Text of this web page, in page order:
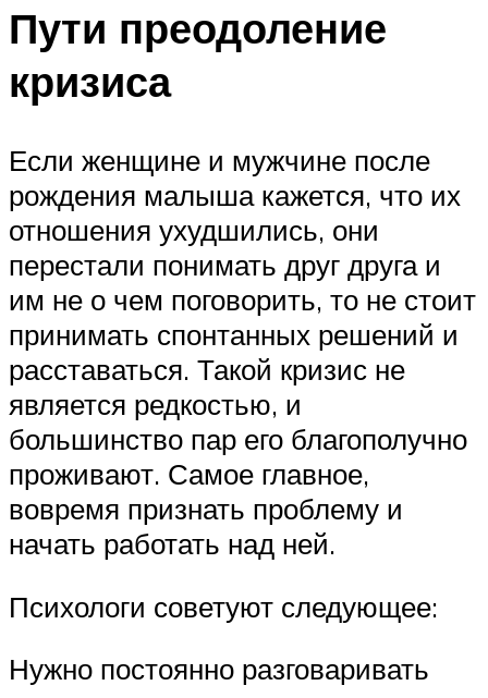
Пути преодоление
кризиса
Если женщине и мужчине после
рождения малыша кажется, что их
отношения ухудшились, они
перестали понимать друг друга и
им не о чем поговорить, то не стоит
принимать спонтанных решений и
расставаться. Такой кризис не
является редкостью, и
большинство пар его благополучно
проживают. Самое главное,
вовремя признать проблему и
начать работать над ней.
Психологи советуют следующее:
Нужно постоянно разговаривать